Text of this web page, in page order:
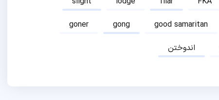
goner
gong good samaritan
اندوختن